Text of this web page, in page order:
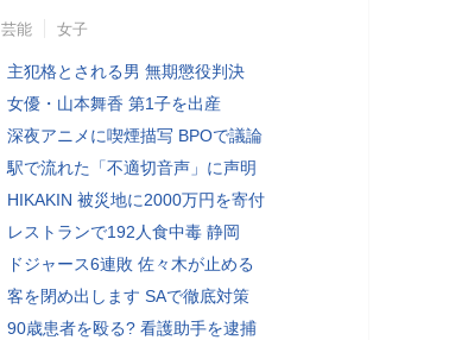
芸能 女子
主犯格とされる男 無期懲役判決
女優・山本舞香 第1子を出産
深夜アニメに喫煙描写 BPOで議論
駅で流れた「不適切音声」に声明
HIKAKIN 被災地に2000万円を寄付
レストランで192人食中毒 静岡
ドジャース6連敗 佐々木が止める
客を閉め出します SAで徹底対策
90歳患者を殴る? 看護助手を逮捕